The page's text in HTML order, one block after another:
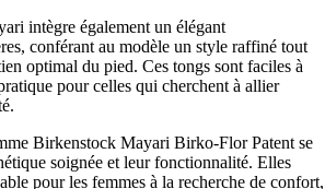
intègre également un élégant
conférant au modèle un style raffiné tout
optimal du pied. Ces tongs sont faciles à
pour celles qui cherchent à allier
Birkenstock Mayari Birko-Flor Patent se
soignée et leur fonctionnalité. Elles
pour les femmes à la recherche de confort,